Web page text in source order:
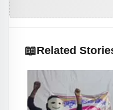
📖Related